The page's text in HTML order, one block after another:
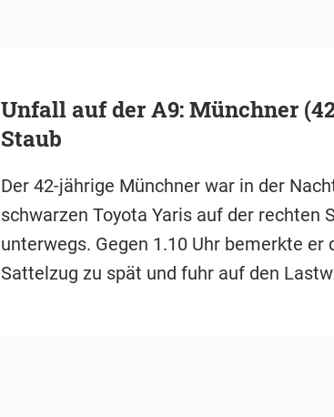
Unfall auf der A9: Münchner
Staub
Der 42-jährige Münchner war in der
schwarzen Toyota Yaris auf der rechten
unterwegs. Gegen 1.10 Uhr bemerkte er
Sattelzug zu spät und fuhr auf den